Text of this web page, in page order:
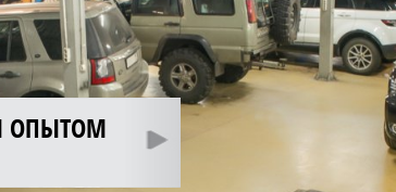
ОПЫТОМ